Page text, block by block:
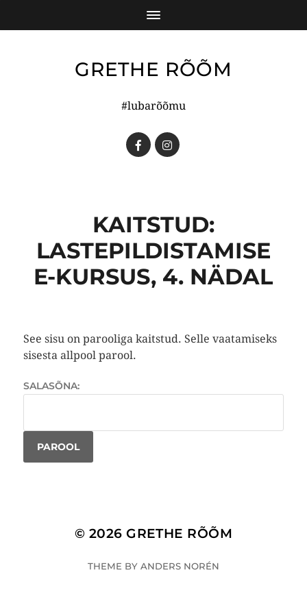
GRETHE RÕÕM
#lubarõõmu
KAITSTUD:
LASTEPILDISTAMISE
E-KURSUS, 4. NÄDAL
See sisu on parooliga kaitstud. Selle vaatamiseks
sisesta allpool parool.
SALASÕNA:
© 2026GRETHE RÕÕM
THEME BY ANDERS NORÉN